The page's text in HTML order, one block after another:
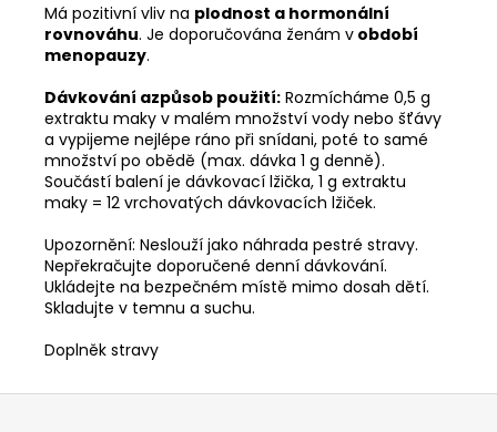
Má pozitivní vliv na plodnost a hormonální
rovnováhu. Je doporučována ženám v období
menopauzy.
Dávkování azpůsob použití: Rozmícháme 0,5 g
extraktu maky v malém množství vody nebo šťávy
a vypijeme nejlépe ráno při snídani, poté to samé
množství po obědě (max. dávka 1 g denně).
Součástí balení je dávkovací lžička, 1 g extraktu
maky = 12 vrchovatých dávkovacích lžiček.
Upozornění: Neslouží jako náhrada pestré stravy.
Nepřekračujte doporučené denní dávkování.
Ukládejte na bezpečném místě mimo dosah dětí.
Skladujte v temnu a suchu.
Doplněk stravy
Z